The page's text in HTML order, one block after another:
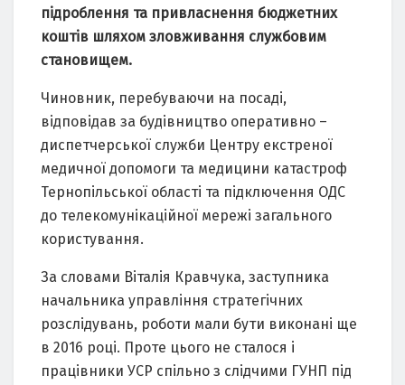
підроблення та привласнення бюджетних
коштів шляхом зловживання службовим
становищем.
Чиновник, перебуваючи на посаді,
відповідав за будівництво оперативно –
диспетчерської служби Центру екстреної
медичної допомоги та медицини катастроф
Тернопільської області та підключення ОДС
до телекомунікаційної мережі загального
користування.
За словами Віталія Кравчука, заступника
начальника управління стратегічних
розслідувань, роботи мали бути виконані ще
в 2016 році. Проте цього не сталося і
працівники УСР спільно з слідчими ГУНП під